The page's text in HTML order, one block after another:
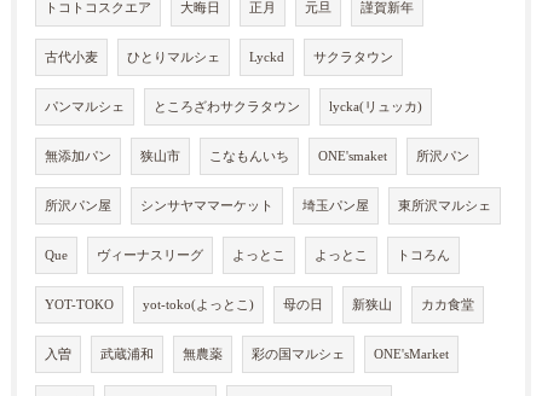
トコトコスクエア 大晦日 正月 元旦 謹賀新年
古代小麦 ひとりマルシェ Lyckd サクラタウン
パンマルシェ ところざわサクラタウン lycka(リュッカ)
無添加パン 狭山市 こなもんいち ONE'smaket 所沢パン
所沢パン屋 シンサヤママーケット 埼玉パン屋 東所沢マルシェ
Que ヴィーナスリーグ よっとこ よっとこ トコろん
YOT-TOKO yot-toko(よっとこ) 母の日 新狭山 カカ食堂
入曽 武蔵浦和 無農薬 彩の国マルシェ ONE'sMarket